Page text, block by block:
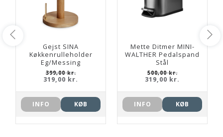
Gejst SINA
Køkkenrulleholder
Eg/Messing
399,00 kr.
319,00 kr.
INFO KØB
Mette Ditmer MINI-
WALTHER Pedalspand
Stål
500,00 kr.
319,00 kr.
INFO KØB